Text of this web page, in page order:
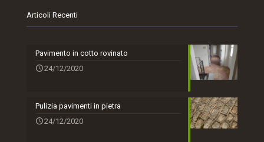
Articoli Recenti
Pavimento in cotto rovinato
24/12/2020
Pulizia pavimenti in pietra
24/12/2020